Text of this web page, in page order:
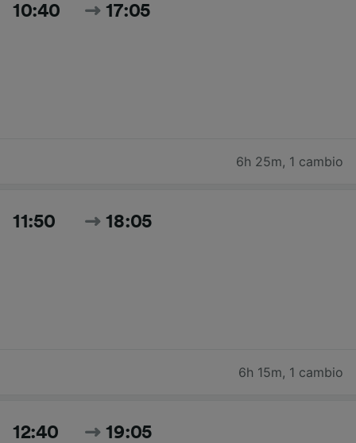
10:40 17:05
6h 25m, 1 cambio
11:50 18:05
6h 15m, 1 cambio
12:40 19:05